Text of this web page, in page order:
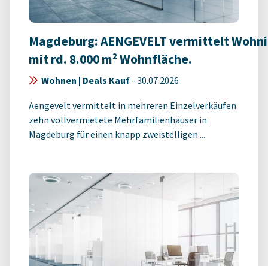
Magdeburg: AENGEVELT vermittelt
mit rd. 8.000 m² Wohnfläche.
Wohnen | Deals Kauf - 30.07.2026
Aengevelt vermittelt in mehreren Einzelverkäufen
zehn vollvermietete Mehrfamilienhäuser in
Magdeburg für einen knapp zweistelligen ...